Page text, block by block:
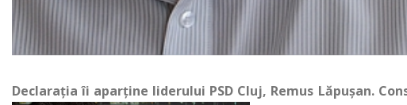
Declarația îi aparține liderului PSD Cluj, Remus Lăpușan.